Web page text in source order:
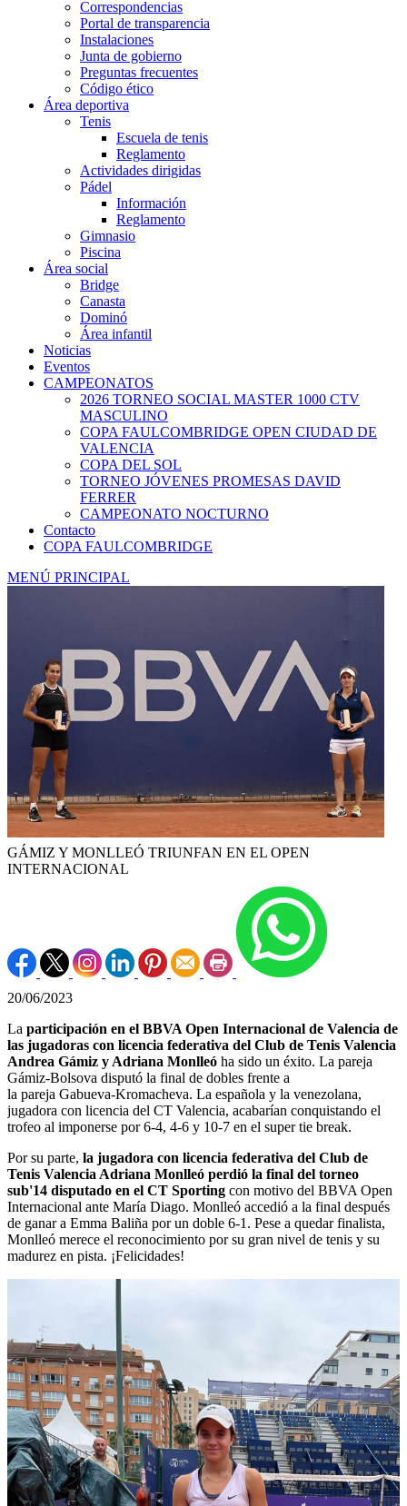
Correspondencias
Portal de transparencia
Instalaciones
Junta de gobierno
Preguntas frecuentes
Código ético
Área deportiva
Tenis
Escuela de tenis
Reglamento
Actividades dirigidas
Pádel
Información
Reglamento
Gimnasio
Piscina
Área social
Bridge
Canasta
Dominó
Área infantil
Noticias
Eventos
CAMPEONATOS
2026 TORNEO SOCIAL MASTER 1000 CTV
MASCULINO
COPA FAULCOMBRIDGE OPEN CIUDAD DE
VALENCIA
COPA DEL SOL
TORNEO JÓVENES PROMESAS DAVID
FERRER
CAMPEONATO NOCTURNO
Contacto
COPA FAULCOMBRIDGE
MENÚ PRINCIPAL
GÁMIZ Y MONLLEÓ TRIUNFAN EN EL OPEN
INTERNACIONAL
20/06/2023
La participación en el BBVA Open Internacional de Valencia de
las jugadoras con licencia federativa del Club de Tenis Valencia
Andrea Gámiz y Adriana Monlleó ha sido un éxito. La pareja
Gámiz-Bolsova disputó la final de dobles frente a
la pareja Gabueva-Kromacheva. La española y la venezolana,
jugadora con licencia del CT Valencia, acabarían conquistando el
trofeo al imponerse por 6-4, 4-6 y 10-7 en el super tie break.
Por su parte, la jugadora con licencia federativa del Club de
Tenis Valencia Adriana Monlleó perdió la final del torneo
sub'14 disputado en el CT Sporting con motivo del BBVA Open
Internacional ante María Diago. Monlleó accedió a la final después
de ganar a Emma Baliña por un doble 6-1. Pese a quedar finalista,
Monlleó merece el reconocimiento por su gran nivel de tenis y su
madurez en pista. ¡Felicidades!